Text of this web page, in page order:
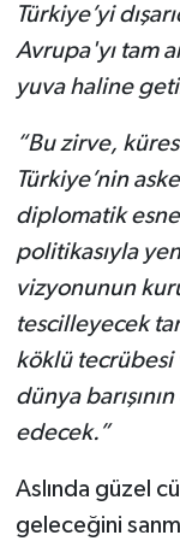
Türkiye’yi
Avrupa'yı tam
yuva haline
“Bu zirve,
Türkiye’nin
diplomatik
politikasıyla
vizyonunun
tescilleyecek
köklü tecrübesi
dünya
edecek.”
Aslında güzel
geleceğini